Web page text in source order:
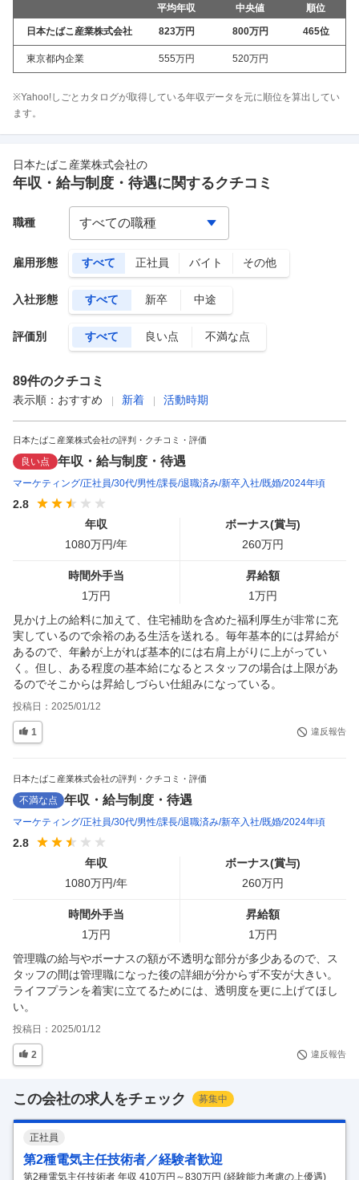
平均年収 中央値 順位
日本たばこ産業株式会社 823万円 800万円 465位
東京都内企業 555万円 520万円
※Yahoo!しごとカタログが取得している年収データを元に順位を算出してい
ます。
日本たばこ産業株式会社の
年収・給与制度・待遇に関するクチコミ
雇用形態 すべて 正社員 バイト その他
入社形態 すべて 新卒 中途
評価別 すべて 良い点 不満な点
職種
89件のクチコミ
表示順： おすすめ 新着 活動時期
日本たばこ産業株式会社の評判・クチコミ・評価
良い点 年収・給与制度・待遇
マーケティング 正社員 30代 男性 課長 退職済み 新卒入社 既婚 2024年頃
2.8
年収
1080万円/年
ボーナス(賞与)
260万円
時間外手当
1万円
昇給額
1万円
見かけ上の給料に加えて、住宅補助を含めた福利厚生が非常に充
実しているので余裕のある生活を送れる。毎年基本的には昇給が
あるので、年齢が上がれば基本的には右肩上がりに上がってい
く。但し、ある程度の基本給になるとスタッフの場合は上限があ
るのでそこからは昇給しづらい仕組みになっている。
投稿日： 2025/01/12
1 違反報告
日本たばこ産業株式会社の評判・クチコミ・評価
不満な点 年収・給与制度・待遇
マーケティング 正社員 30代 男性 課長 退職済み 新卒入社 既婚 2024年頃
2.8
年収
1080万円/年
ボーナス(賞与)
260万円
時間外手当
1万円
昇給額
1万円
管理職の給与やボーナスの額が不透明な部分が多少あるので、ス
タッフの間は管理職になった後の詳細が分からず不安が大きい。
ライフプランを着実に立てるためには、透明度を更に上げてほし
い。
投稿日： 2025/01/12
2 違反報告
この会社の求人をチェック 募集中
正社員
第2種電気主任技術者／経験者歓迎
第2種電気主任技術者 年収 410万円～830万円 (経験能力考慮の上優遇)